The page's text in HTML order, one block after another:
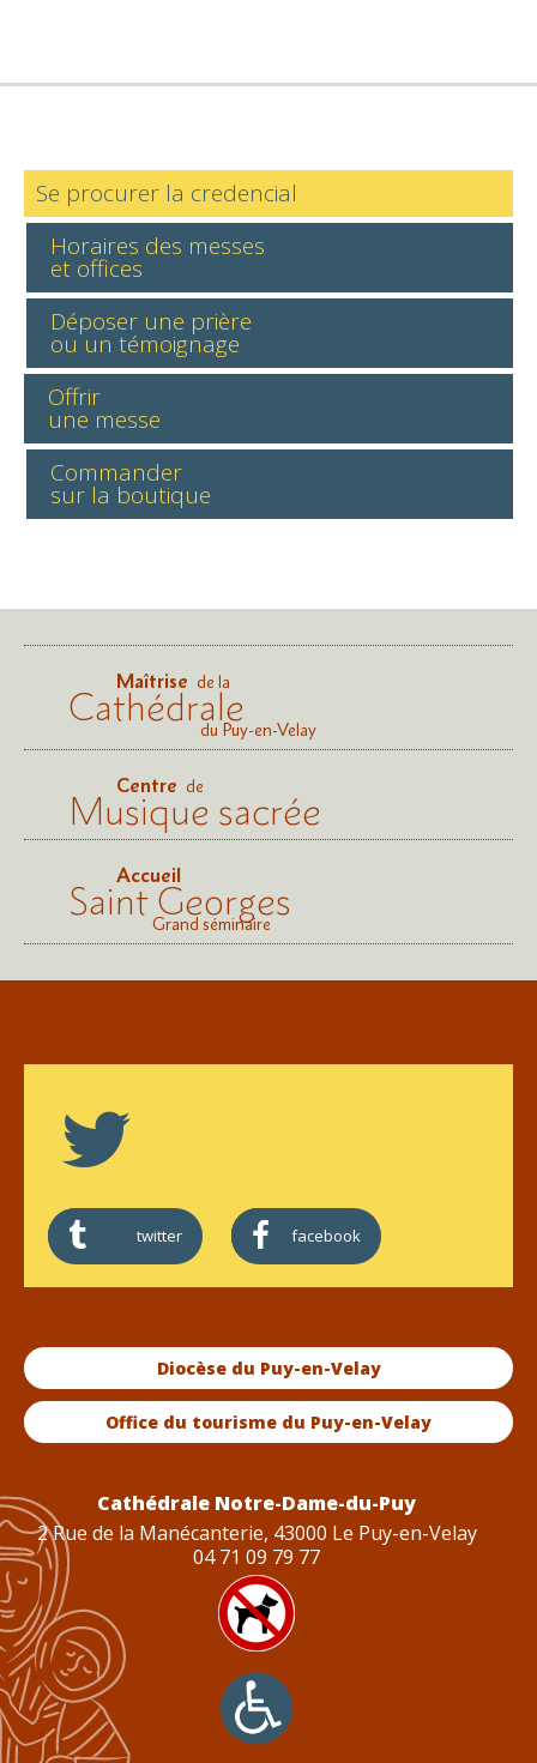
Se procurer la credencial
Horaires des messes
et offices
Déposer une prière
ou un témoignage
Offrir
une messe
Commander
sur la boutique
Maîtrise de la
Cathédraledu Puy-en-Velay
Centre de
Musique sacrée
Accueil
Saint Georges
Grand séminaire
twitter facebook
Diocèse du Puy-en-Velay
Office du tourisme du Puy-en-Velay
Cathédrale Notre-Dame-du-Puy
2 Rue de la Manécanterie, 43000 Le Puy-en-Velay
04 71 09 79 77